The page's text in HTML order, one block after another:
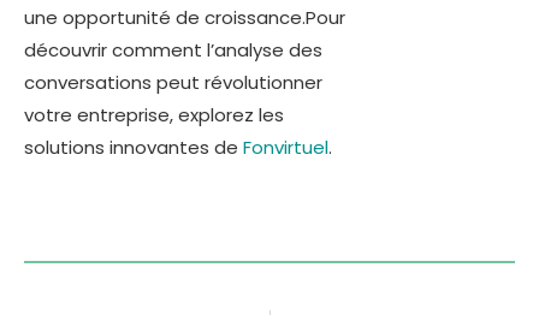
une opportunité de croissance.Pour
découvrir comment l’analyse des
conversations peut révolutionner
votre entreprise, explorez les
solutions innovantes de Fonvirtuel.